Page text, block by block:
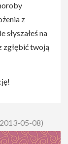
z
słyszałeś na
zgłębić twoją
05-08)